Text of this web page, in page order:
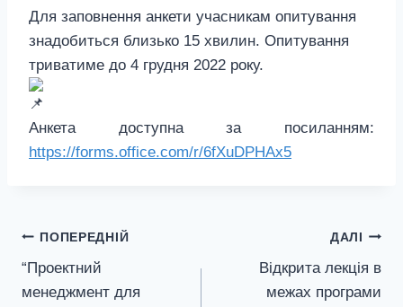
Для заповнення анкети учасникам опитування
знадобиться близько 15 хвилин. Опитування
триватиме до 4 грудня 2022 року.
Анкета доступна за посиланням:
https://forms.office.com/r/6fXuDPHAx5
Навігація
записів
ПОПЕРЕДНІЙ
“Проектний
менеджмент для
ДАЛІ
Відкрита лекція в
межах програми